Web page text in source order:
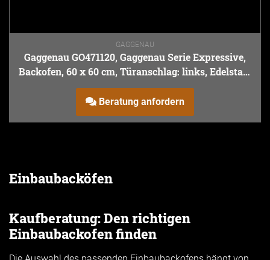
GAGGENAU
Gaggenau GO471120, Gaggenau Serie Expressive,
Backofen, 60 x 60 cm, Türanschlag: links, Edelstahl
hinter Rauchglas
Beratung anfordern
Einbaubacköfen
Kaufberatung: Den richtigen
Einbaubackofen finden